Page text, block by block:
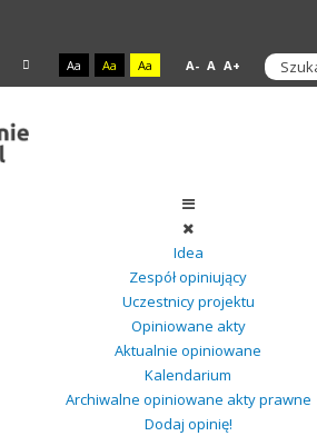
Aa Aa Aa A- A A+
Idea
Zespół opiniujący
Uczestnicy projektu
Opiniowane akty
Aktualnie opiniowane
Kalendarium
Archiwalne opiniowane akty prawne
Dodaj opinię!